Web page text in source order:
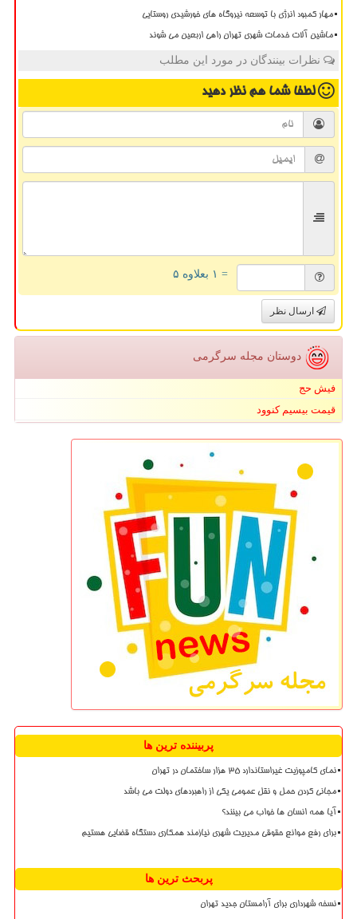
مهار کمبود انرژی با توسعه نیروگاه های خورشیدی روستایی
ماشین آلات خدمات شهری تهران راهی اربعین می شوند
نظرات بینندگان در مورد این مطلب
لطفا شما همنظر دهید
= ۱ بعلاوه ۵
ارسال نظر
دوستان مجله سرگرمی
فیش حج
قیمت بیسیم کنوود
پربیننده ترین ها
نمای کامپوزیت غیراستاندارد ۳۵ هزار ساختمان در تهران
مجانی کردن حمل و نقل عمومی یکی از راهبردهای دولت می باشد
آیا همه انسان ها خواب می بینند؟
برای رفع موانع حقوقی مدیریت شهری نیازمند همکاری دستگاه قضایی هستیم
پربحث ترین ها
نسخه شهرداری برای آرامستان جدید تهران